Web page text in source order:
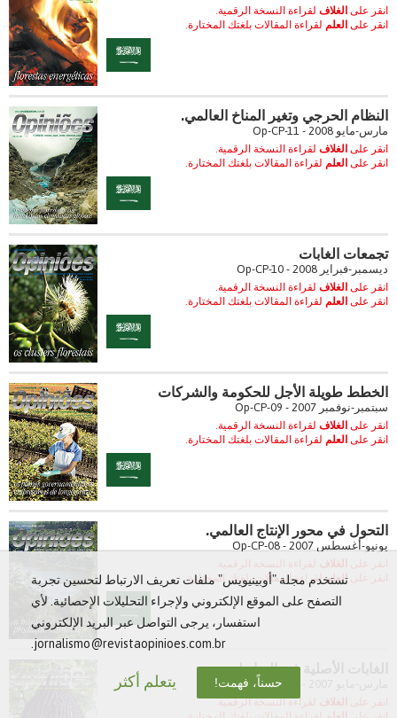
انقر على الغلاف لقراءة النسخة الرقمية.
انقر على العلم لقراءة المقالات بلغتك المختارة.
النظام الحرجي وتغير المناخ العالمي.
مارس-مايو 2008 - Op-CP-11
انقر على الغلاف لقراءة النسخة الرقمية.
انقر على العلم لقراءة المقالات بلغتك المختارة.
تجمعات الغابات
ديسمبر-فبراير 2008 - Op-CP-10
انقر على الغلاف لقراءة النسخة الرقمية.
انقر على العلم لقراءة المقالات بلغتك المختارة.
الخطط طويلة الأجل للحكومة والشركات
سبتمبر-نوفمبر 2007 - Op-CP-09
انقر على الغلاف لقراءة النسخة الرقمية.
انقر على العلم لقراءة المقالات بلغتك المختارة.
التحول في محور الإنتاج العالمي.
يونيو-أغسطس 2007 - Op-CP-08
انقر على الغلاف لقراءة النسخة الرقمية.
انقر علىالعلملقراءة المقالات بلغتك المختارة.
الغابات الأصلية في البرازيل
انقر على الغلاف لقراءة النسخة الرقمية.
تستخدم مجلة "أوبينيويس" ملفات تعريف الارتباط لتحسين تجربة
التصفح على الموقع الإلكتروني ولإجراء التحليلات الإحصائية. لأي
استفسار، يرجى التواصل عبر البريد الإلكتروني
jornalismo@revistaopinioes.com.br.
يتعلم أكثر حسناً، فهمت!